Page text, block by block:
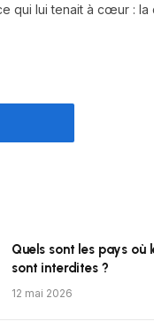
qui lui tenait à cœur : la
Quels sont les pays où
sont interdites ?
12 mai 2026